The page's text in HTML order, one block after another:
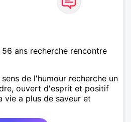
ans recherche rencontre
de l'humour recherche un
ouvert d'esprit et positif
vie a plus de saveur et